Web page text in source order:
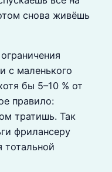
снова живёшь
с маленького
бы 5–10 % от
правило:
тратишь. Так
фрилансеру